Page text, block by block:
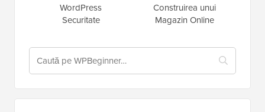
WordPress
Securitate
Construirea unui
Magazin Online